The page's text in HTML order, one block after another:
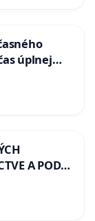
úplnej
A POD
& žiadosť
a